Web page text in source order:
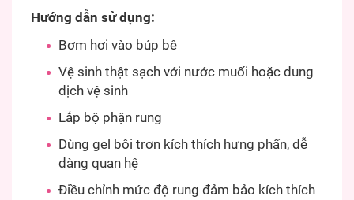
Hướng dẫn sử dụng:
Bơm hơi vào búp bê
Vệ sinh thật sạch với nước muối hoặc dung
dịch vệ sinh
Lắp bộ phận rung
Dùng gel bôi trơn kích thích hưng phấn, dễ
dàng quan hệ
Điều chỉnh mức độ rung đảm bảo kích thích